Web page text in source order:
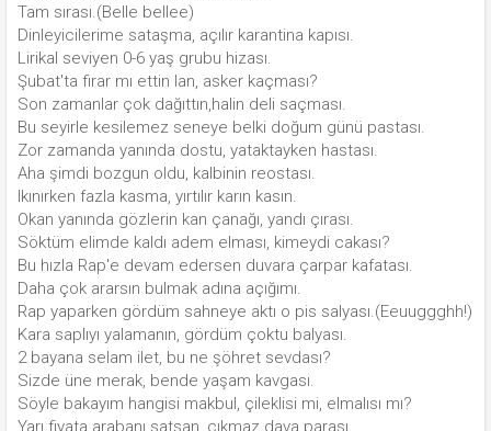
Tam sırası.(Belle bellee)
Dinleyicilerime sataşma, açılır karantina kapısı.
Lirikal seviyen 0-6 yaş grubu hizası.
Şubat'ta firar mı ettin lan, asker kaçması?
Son zamanlar çok dağıttın,halin deli saçması.
Bu seyirle kesilemez seneye belki doğum günü pastası.
Zor zamanda yanında dostu, yataktayken hastası.
Aha şimdi bozgun oldu, kalbinin reostası.
Ikınırken fazla kasma, yırtılır karın kasın.
Okan yanında gözlerin kan çanağı, yandı çırası.
Söktüm elimde kaldı adem elması, kimeydi cakası?
Bu hızla Rap'e devam edersen duvara çarpar kafatası.
Daha çok ararsın bulmak adına açığımı.
Rap yaparken gördüm sahneye aktı o pis salyası.(Eeuuggghh!)
Kara saplıyı yalamanın, gördüm çoktu balyası.
2 bayana selam ilet, bu ne şöhret sevdası?
Sizde üne merak, bende yaşam kavgası.
Söyle bakayım hangisi makbul, çileklisi mi, elmalısı mı?
Yarı fiyata arabanı satsan, çıkmaz dava parası.